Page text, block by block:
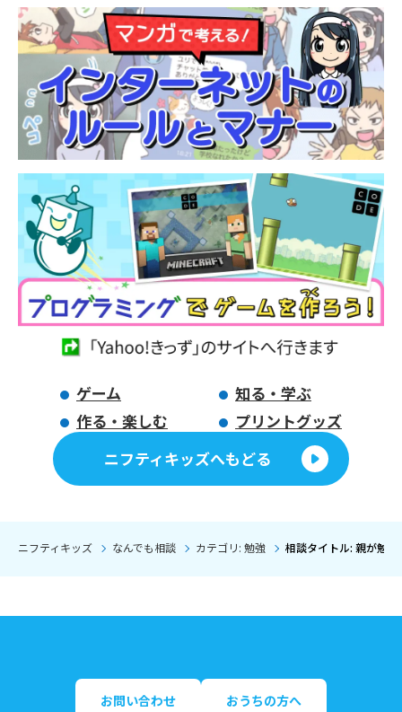
ゲーム
知る・学ぶ
作る・楽しむ
プリントグッズ
ニフティキッズへもどる
ニフティキッズ なんでも相談 カテゴリ: 勉強 相談タイトル: 親が勉
お問い合わせ おうちの方へ